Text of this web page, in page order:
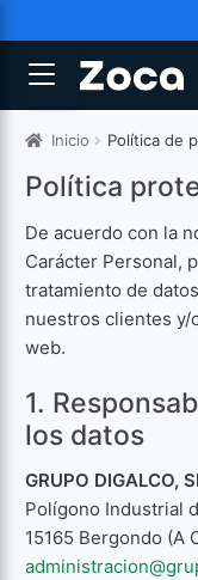
Inicio Política de
Política
De acuerdo con la
Carácter Personal,
tratamiento de
nuestros clientes y/
web.
1.
los datos
GRUPO DIGALCO,
Polígono Industrial
15165 Bergondo (A